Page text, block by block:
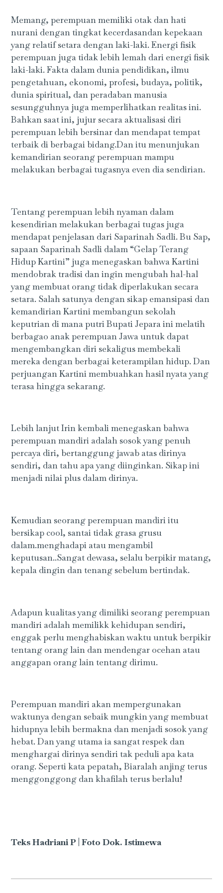
Memang, perempuan memiliki otak dan hati
nurani dengan tingkat kecerdasandan kepekaan
yang relatif setara dengan laki-laki. Energi fisik
perempuan juga tidak lebih lemah dari energi fisik
laki-laki. Fakta dalam dunia pendidikan, ilmu
pengetahuan, ekonomi, profesi, budaya, politik,
dunia spiritual, dan peradaban manusia
sesungguhnya juga memperlihatkan realitas ini.
Bahkan saat ini, jujur secara aktualisasi diri
perempuan lebih bersinar dan mendapat tempat
terbaik di berbagai bidang.Dan itu menunjukan
kemandirian seorang perempuan mampu
melakukan berbagai tugasnya even dia sendirian.
Tentang perempuan lebih nyaman dalam
kesendirian melakukan berbagai tugas juga
mendapat penjelasan dari Saparinah Sadli. Bu Sap,
sapaan Saparinah Sadli dalam “Gelap Terang
Hidup Kartini” juga menegaskan bahwa Kartini
mendobrak tradisi dan ingin mengubah hal-hal
yang membuat orang tidak diperlakukan secara
setara. Salah satunya dengan sikap emansipasi dan
kemandirian Kartini membangun sekolah
keputrian di mana putri Bupati Jepara ini melatih
berbagao anak perempuan Jawa untuk dapat
mengembangkan diri sekaligus membekali
mereka dengan berbagai keterampilan hidup. Dan
perjuangan Kartini membuahkan hasil nyata yang
terasa hingga sekarang.
Lebih lanjut Irin kembali menegaskan bahwa
perempuan mandiri adalah sosok yang penuh
percaya diri, bertanggung jawab atas dirinya
sendiri, dan tahu apa yang diinginkan. Sikap ini
menjadi nilai plus dalam dirinya.
Kemudian seorang perempuan mandiri itu
bersikap cool, santai tidak grasa grusu
dalam.menghadapi atau mengambil
keputusan..Sangat dewasa, selalu berpikir matang,
kepala dingin dan tenang sebelum bertindak.
Adapun kualitas yang dimiliki seorang perempuan
mandiri adalah memilikk kehidupan sendiri,
enggak perlu menghabiskan waktu untuk berpikir
tentang orang lain dan mendengar ocehan atau
anggapan orang lain tentang dirimu.
Perempuan mandiri akan mempergunakan
waktunya dengan sebaik mungkin yang membuat
hidupnya lebih bermakna dan menjadi sosok yang
hebat. Dan yang utama ia sangat respek dan
menghargai dirinya sendiri tak peduli apa kata
orang. Seperti kata pepatah, Biaralah anjing terus
menggonggong dan khafilah terus berlalu!
Teks Hadriani P | Foto Dok. Istimewa